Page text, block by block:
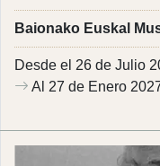
Baionako Euskal
Desde el 26 de Julio
Al 27 de Enero